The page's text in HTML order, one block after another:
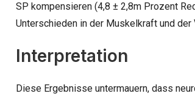
SP kompensieren (4,8 ± 2,8m Prozent
Unterschieden in der Muskelkraft und
Interpretation
Diese Ergebnisse untermauern, dass